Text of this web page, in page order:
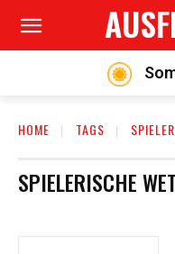
HOME TAGS
SPIELERISCHE